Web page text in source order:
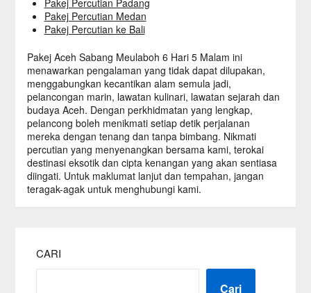
Pakej Percutian Medan
Pakej Percutian ke Bali
Pakej Aceh Sabang Meulaboh 6 Hari 5 Malam ini
menawarkan pengalaman yang tidak dapat dilupakan,
menggabungkan kecantikan alam semula jadi,
pelancongan marin, lawatan kulinari, lawatan sejarah dan
budaya Aceh. Dengan perkhidmatan yang lengkap,
pelancong boleh menikmati setiap detik perjalanan
mereka dengan tenang dan tanpa bimbang. Nikmati
percutian yang menyenangkan bersama kami, terokai
destinasi eksotik dan cipta kenangan yang akan sentiasa
diingati. Untuk maklumat lanjut dan tempahan, jangan
teragak-agak untuk menghubungi kami.
CARI
Cari